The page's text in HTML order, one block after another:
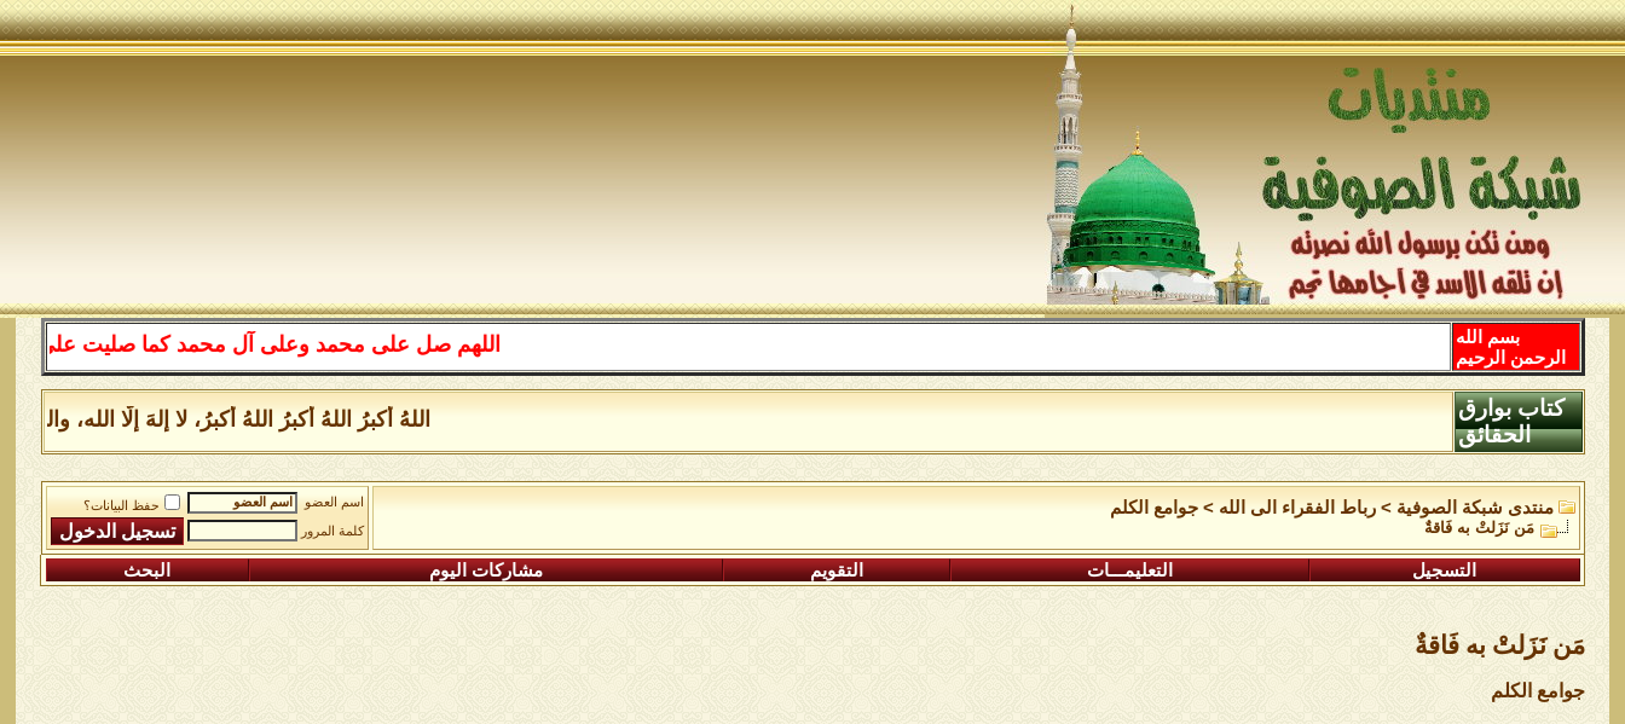
اللهم صل على محمد وعلى آل محمد كما صليت على إبراهيم
بسم الله
الرحمن الرحيم
اللهُ أكبرُ اللهُ أكبرُ اللهُ أكبرُ، لا إلهَ إلَّا الله،
كتاب بوارق
الحقائق
منتدى شبكة الصوفية >رباط الفقراء الى الله >جوامع الكلم
مَن نَزَلتْ به فَاقةٌ
اسم العضو
حفظ البيانات؟
كلمة المرور
التسجيل التعليمـــات التقويم مشاركات اليوم البحث
مَن نَزَلتْ به فَاقةٌ
جوامع الكلم